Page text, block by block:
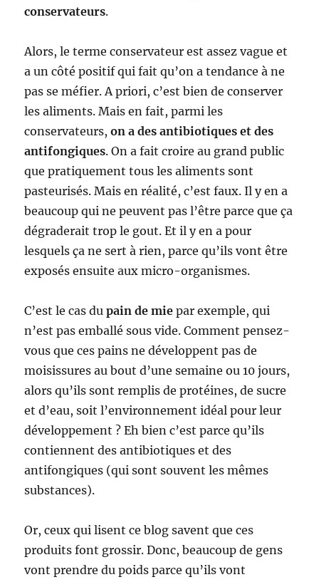
conservateurs.
Alors, le terme conservateur est assez vague et
a un côté positif qui fait qu’on a tendance à ne
pas se méfier. A priori, c’est bien de conserver
les aliments. Mais en fait, parmi les
conservateurs,on a des antibiotiques et des
antifongiques. On a fait croire au grand public
que pratiquement tous les aliments sont
pasteurisés. Mais en réalité, c’est faux. Il y en a
beaucoup qui ne peuvent pas l’être parce que ça
dégraderait trop le gout. Et il y en a pour
lesquels ça ne sert à rien, parce qu’ils vont être
exposés ensuite aux micro-organismes.
C’est le cas dupain de mie par exemple, qui
n’est pas emballé sous vide. Comment pensez-
vous que ces pains ne développent pas de
moisissures au bout d’une semaine ou 10 jours,
alors qu’ils sont remplis de protéines, de sucre
et d’eau, soit l’environnement idéal pour leur
développement ? Eh bien c’est parce qu’ils
contiennent des antibiotiques et des
antifongiques (qui sont souvent les mêmes
substances).
Or, ceux qui lisent ce blog savent que ces
produits font grossir. Donc, beaucoup de gens
vont prendre du poids parce qu’ils vont